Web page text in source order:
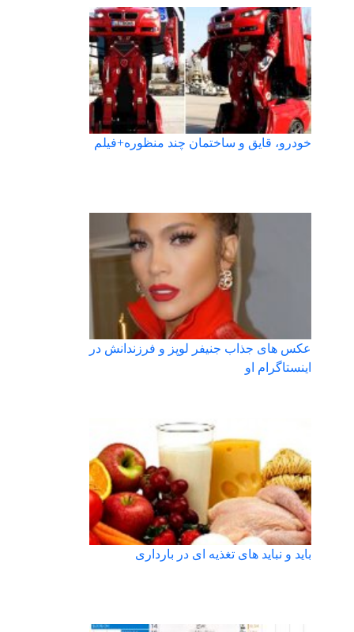
خودرو، قایق و ساختمان چند منظوره+فیلم
عکس های جذاب جنیفر لوپز و فرزندانش در
اینستاگرام او
باید و نباید های تغذیه ای در بارداری